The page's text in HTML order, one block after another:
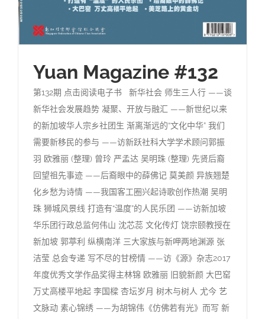
Yuan Magazine #132
第132期 点击阅读电子书 新华社会 师生三人行 ——谈
新华社会发展趋势 凝聚、开放与融汇 ——新世纪以来
的新加坡华人宗乡社团生 渐离渐远的“文化中华” 我们
需要新移民的参与 ——访新跃社科大学学术顾问郭振
羽 欧雅丽 (整理) 曾玲 严孟达 吴明珠 (整理) 先贤后裔
回望祖先事迹 ——后裔眼中的薛佛记 莫美颜 异族翘楚
化乡愁为诗情 ——我国客工圈兴起诗歌创作热潮 吴明
珠 狮城风景线 打造有“温度”的人民乐团 ——访新加坡
华乐团行政总监何伟山 沈芯蕊 文化传灯 饶宗颐教授在
新加坡 郭葶利 纵横南洋 三大家族与新呷两地渊源 张
洁莹 总会专递 写不尽的甘榜情 ——访《源》杂志2017
年度优秀文学作品奖得主林锦 欧雅丽 旧貌新颜 大巴窑
万丈高楼平地起 李国樑 杏坛岁月 树木与树人 尤今 艺
文脉动 素心锦绣 ——为胡锦伟《仿佛若有光》而写 新